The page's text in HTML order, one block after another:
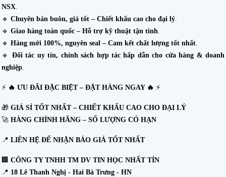
NSX.
🔹 Chuyên bán buôn, giá tốt – Chiết khấu cao cho đại lý.
🔹 Giao hàng toàn quốc – Hỗ trợ kỹ thuật tận tình.
🔹 Hàng mới 100%, nguyên seal – Cam kết chất lượng tốt nhất.
🔹 Đối tác uy tín, chính sách hợp tác hấp dẫn cho cửa hàng & doanh
nghiệp.
⚡ 🔥 ƯU ĐÃI ĐẶC BIỆT – ĐẶT HÀNG NGAY 🔥 ⚡
🎁 GIÁ SỈ TỐT NHẤT – CHIẾT KHẤU CAO CHO ĐẠI LÝ
🚀 HÀNG CHÍNH HÃNG – SỐ LƯỢNG CÓ HẠN
📍 LIÊN HỆ ĐỂ NHẬN BÁO GIÁ TỐT NHẤT
🏢 CÔNG TY TNHH TM DV TIN HỌC NHẤT TÍN
📍 18 Lê Thanh Nghị - Hai Bà Trưng - HN